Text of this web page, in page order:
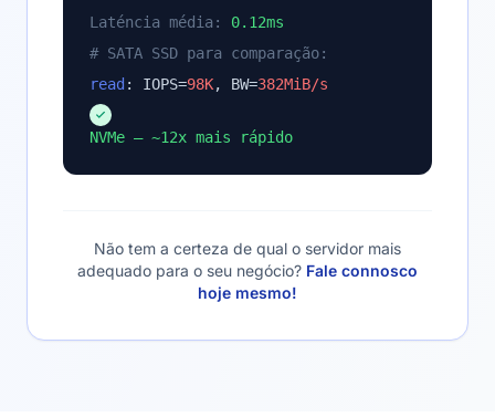
Laténcia média: 0.12ms
# SATA SSD para comparação:
read : IOPS=98K, BW=382MiB/s
NVMe — ~12x mais rápido
Não tem a certeza de qual o servidor mais
adequado para o seu negócio? Fale connosco
hoje mesmo!